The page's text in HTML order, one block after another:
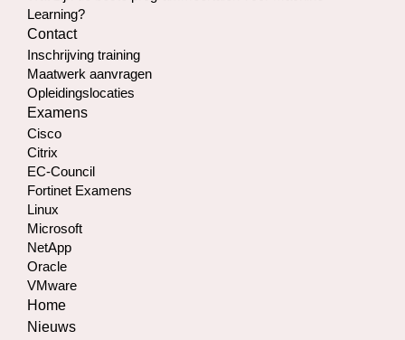
Learning?
Contact
Inschrijving training
Maatwerk aanvragen
Opleidingslocaties
Examens
Cisco
Citrix
EC-Council
Fortinet Examens
Linux
Microsoft
NetApp
Oracle
VMware
Home
Nieuws